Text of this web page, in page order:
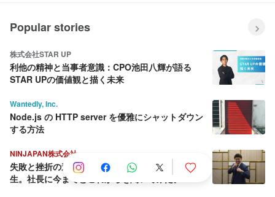
Popular stories
株式会社STAR UP
利他の精神と当事者意識：CPO池田八輝が語る
STAR UPの価値観と描く未来
Wantedly, Inc.
Node.js の HTTP server を優雅にシャットダウン
する方法
NINJAPAN株式会社
失敗と挫折の連続から這い上がり続ける壮絶な人
生。社長に今までとこれからを聞いてみた。